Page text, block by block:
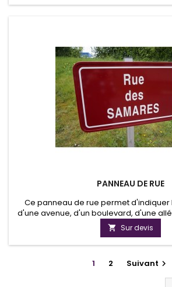
PANNEAU DE RUE
Ce panneau de rue permet d'indiquer
d'une avenue, d'un boulevard, d'une
Le panneau possède un ou deux
dimension du panneau.Le rail permet la
sur la mât.
 Sur devis
1 2 Suivant 